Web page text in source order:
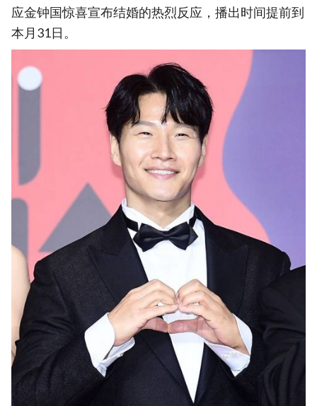
应金钟国惊喜宣布结婚的热烈反应，播出时间提前到
本月31日。